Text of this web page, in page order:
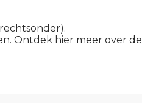
Ontdek hier meer over de